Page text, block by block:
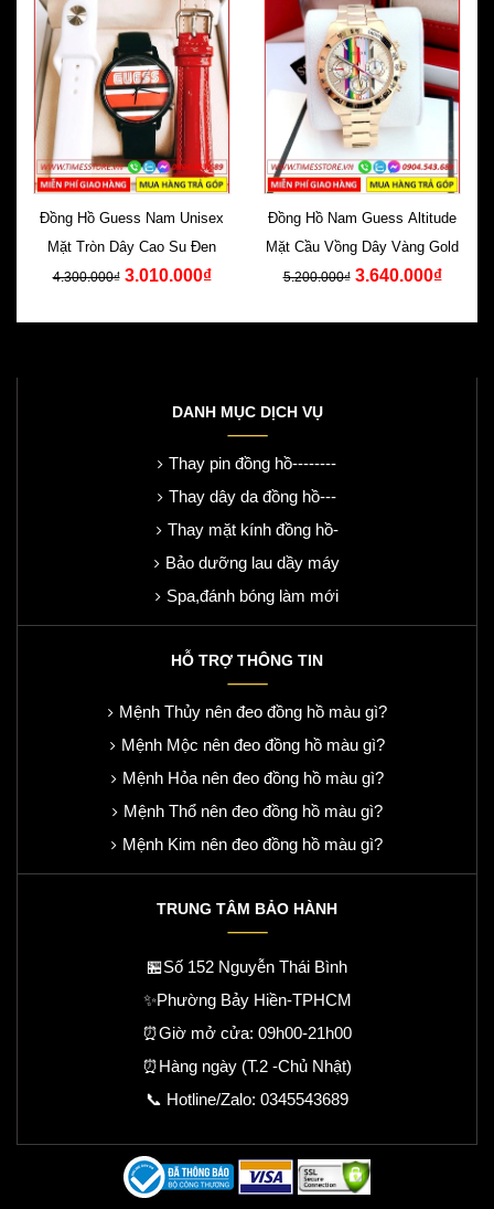
Đồng Hồ Guess Nam Unisex
Mặt Tròn Dây Cao Su Đen
4.300.000₫ 3.010.000₫
Đồng Hồ Nam Guess Altitude
Mặt Cầu Vồng Dây Vàng Gold
5.200.000₫ 3.640.000₫
DANH MỤC DỊCH VỤ
Thay pin đồng hồ--------
Thay dây da đồng hồ---
Thay mặt kính đồng hồ-
Bảo dưỡng lau dầy máy
Spa,đánh bóng làm mới
HỖ TRỢ THÔNG TIN
Mệnh Thủy nên đeo đồng hồ màu gì?
Mệnh Mộc nên đeo đồng hồ màu gì?
Mệnh Hỏa nên đeo đồng hồ màu gì?
Mệnh Thổ nên đeo đồng hồ màu gì?
Mệnh Kim nên đeo đồng hồ màu gì?
TRUNG TÂM BẢO HÀNH
🏪Số 152 Nguyễn Thái Bình
✨Phường Bảy Hiền-TPHCM
⏰Giờ mở cửa: 09h00-21h00
⏰Hàng ngày (T.2 -Chủ Nhật)
📞 Hotline/Zalo: 0345543689